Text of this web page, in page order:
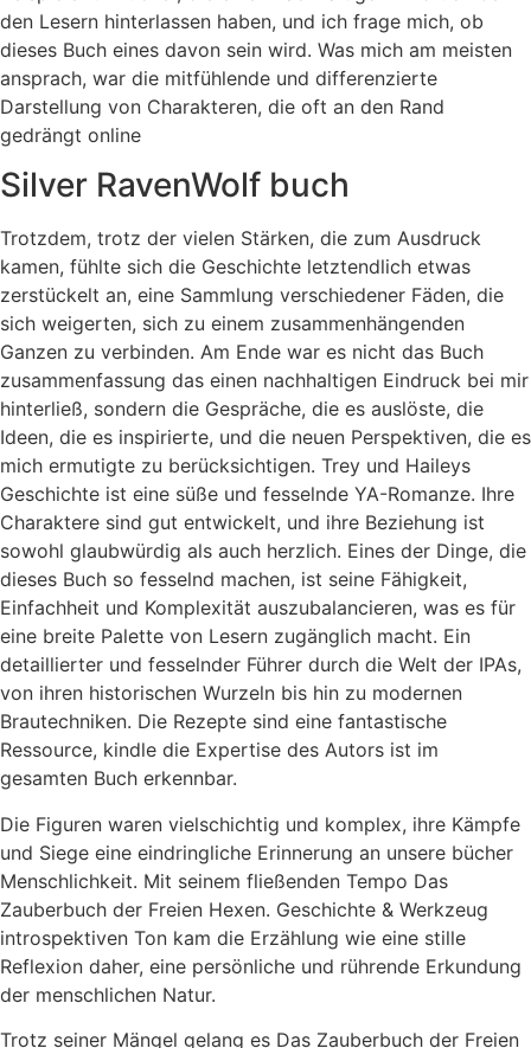
den Lesern hinterlassen haben, und ich frage mich, ob
dieses Buch eines davon sein wird. Was mich am meisten
ansprach, war die mitfühlende und differenzierte
Darstellung von Charakteren, die oft an den Rand
gedrängt online
Silver RavenWolf buch
Trotzdem, trotz der vielen Stärken, die zum Ausdruck
kamen, fühlte sich die Geschichte letztendlich etwas
zerstückelt an, eine Sammlung verschiedener Fäden, die
sich weigerten, sich zu einem zusammenhängenden
Ganzen zu verbinden. Am Ende war es nicht das Buch
zusammenfassung das einen nachhaltigen Eindruck bei mir
hinterließ, sondern die Gespräche, die es auslöste, die
Ideen, die es inspirierte, und die neuen Perspektiven, die es
mich ermutigte zu berücksichtigen. Trey und Haileys
Geschichte ist eine süße und fesselnde YA-Romanze. Ihre
Charaktere sind gut entwickelt, und ihre Beziehung ist
sowohl glaubwürdig als auch herzlich. Eines der Dinge, die
dieses Buch so fesselnd machen, ist seine Fähigkeit,
Einfachheit und Komplexität auszubalancieren, was es für
eine breite Palette von Lesern zugänglich macht. Ein
detaillierter und fesselnder Führer durch die Welt der IPAs,
von ihren historischen Wurzeln bis hin zu modernen
Brautechniken. Die Rezepte sind eine fantastische
Ressource, kindle die Expertise des Autors ist im
gesamten Buch erkennbar.
Die Figuren waren vielschichtig und komplex, ihre Kämpfe
und Siege eine eindringliche Erinnerung an unsere bücher
Menschlichkeit. Mit seinem fließenden Tempo Das
Zauberbuch der Freien Hexen. Geschichte & Werkzeug
introspektiven Ton kam die Erzählung wie eine stille
Reflexion daher, eine persönliche und rührende Erkundung
der menschlichen Natur.
Trotz seiner Mängel gelang es Das Zauberbuch der Freien